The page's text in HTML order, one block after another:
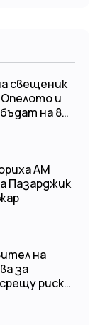
свещеник
Опелото и
на 8
часа в
Дамян”, гр.
АМ
Пазарджик
на
за
риска